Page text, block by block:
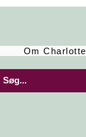
Om Charlotte